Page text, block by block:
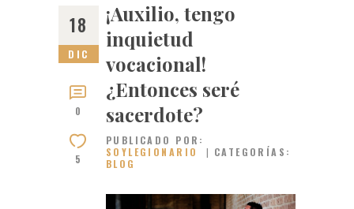
18
DIC
0
5
¡Auxilio, tengo
inquietud
vocacional!
¿Entonces seré
sacerdote?
PUBLICADO POR:
SOYLEGIONARIO
CATEGORÍAS:
BLOG